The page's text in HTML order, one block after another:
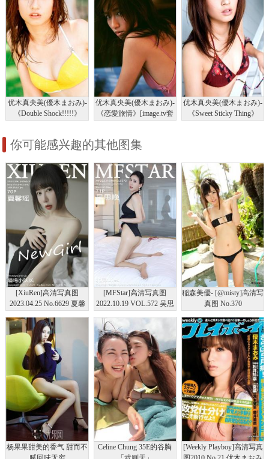
优木真央美(優木まおみ)-
《Double Shock!!!!!》
优木真央美(優木まおみ)-
《恋愛旅情》[image.tv套
优木真央美(優木まおみ)-
《Sweet Sticky Thing》
你可能感兴趣的其他图集
[XiuRen]高清写真图
2023.04.25 No.6629 夏馨
[MFStar]高清写真图
2022.10.19 VOL.572 吴思
稲森美優- [@misty]高清写
真图 No.370
杨果果甜美的香气 甜而不
Celine Chung 35E的谷胸
[Weekly Playboy]高清写真